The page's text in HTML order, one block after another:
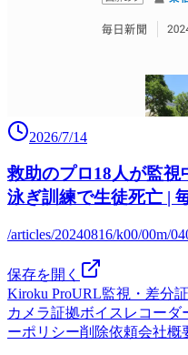
2026/7/14
救助のプロ18人が監
泳ぎ訓練で生徒死亡 |
/articles/20240816/k00/00m/
保存を開く
Kiroku ProURL監視・差分
カメラ証拠ボイスレコーダ
ーポリシー削除依頼会社概